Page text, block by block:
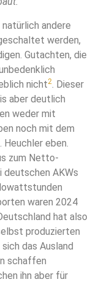
andere
werden,
Gutachten, die
nicht2. Dieser
aber deutlich
weder mit
noch mit dem
eben.
zum Netto-
deutschen AKWs
waren 2024
hat also
produzierten
das Ausland
schaffen
ihn aber für